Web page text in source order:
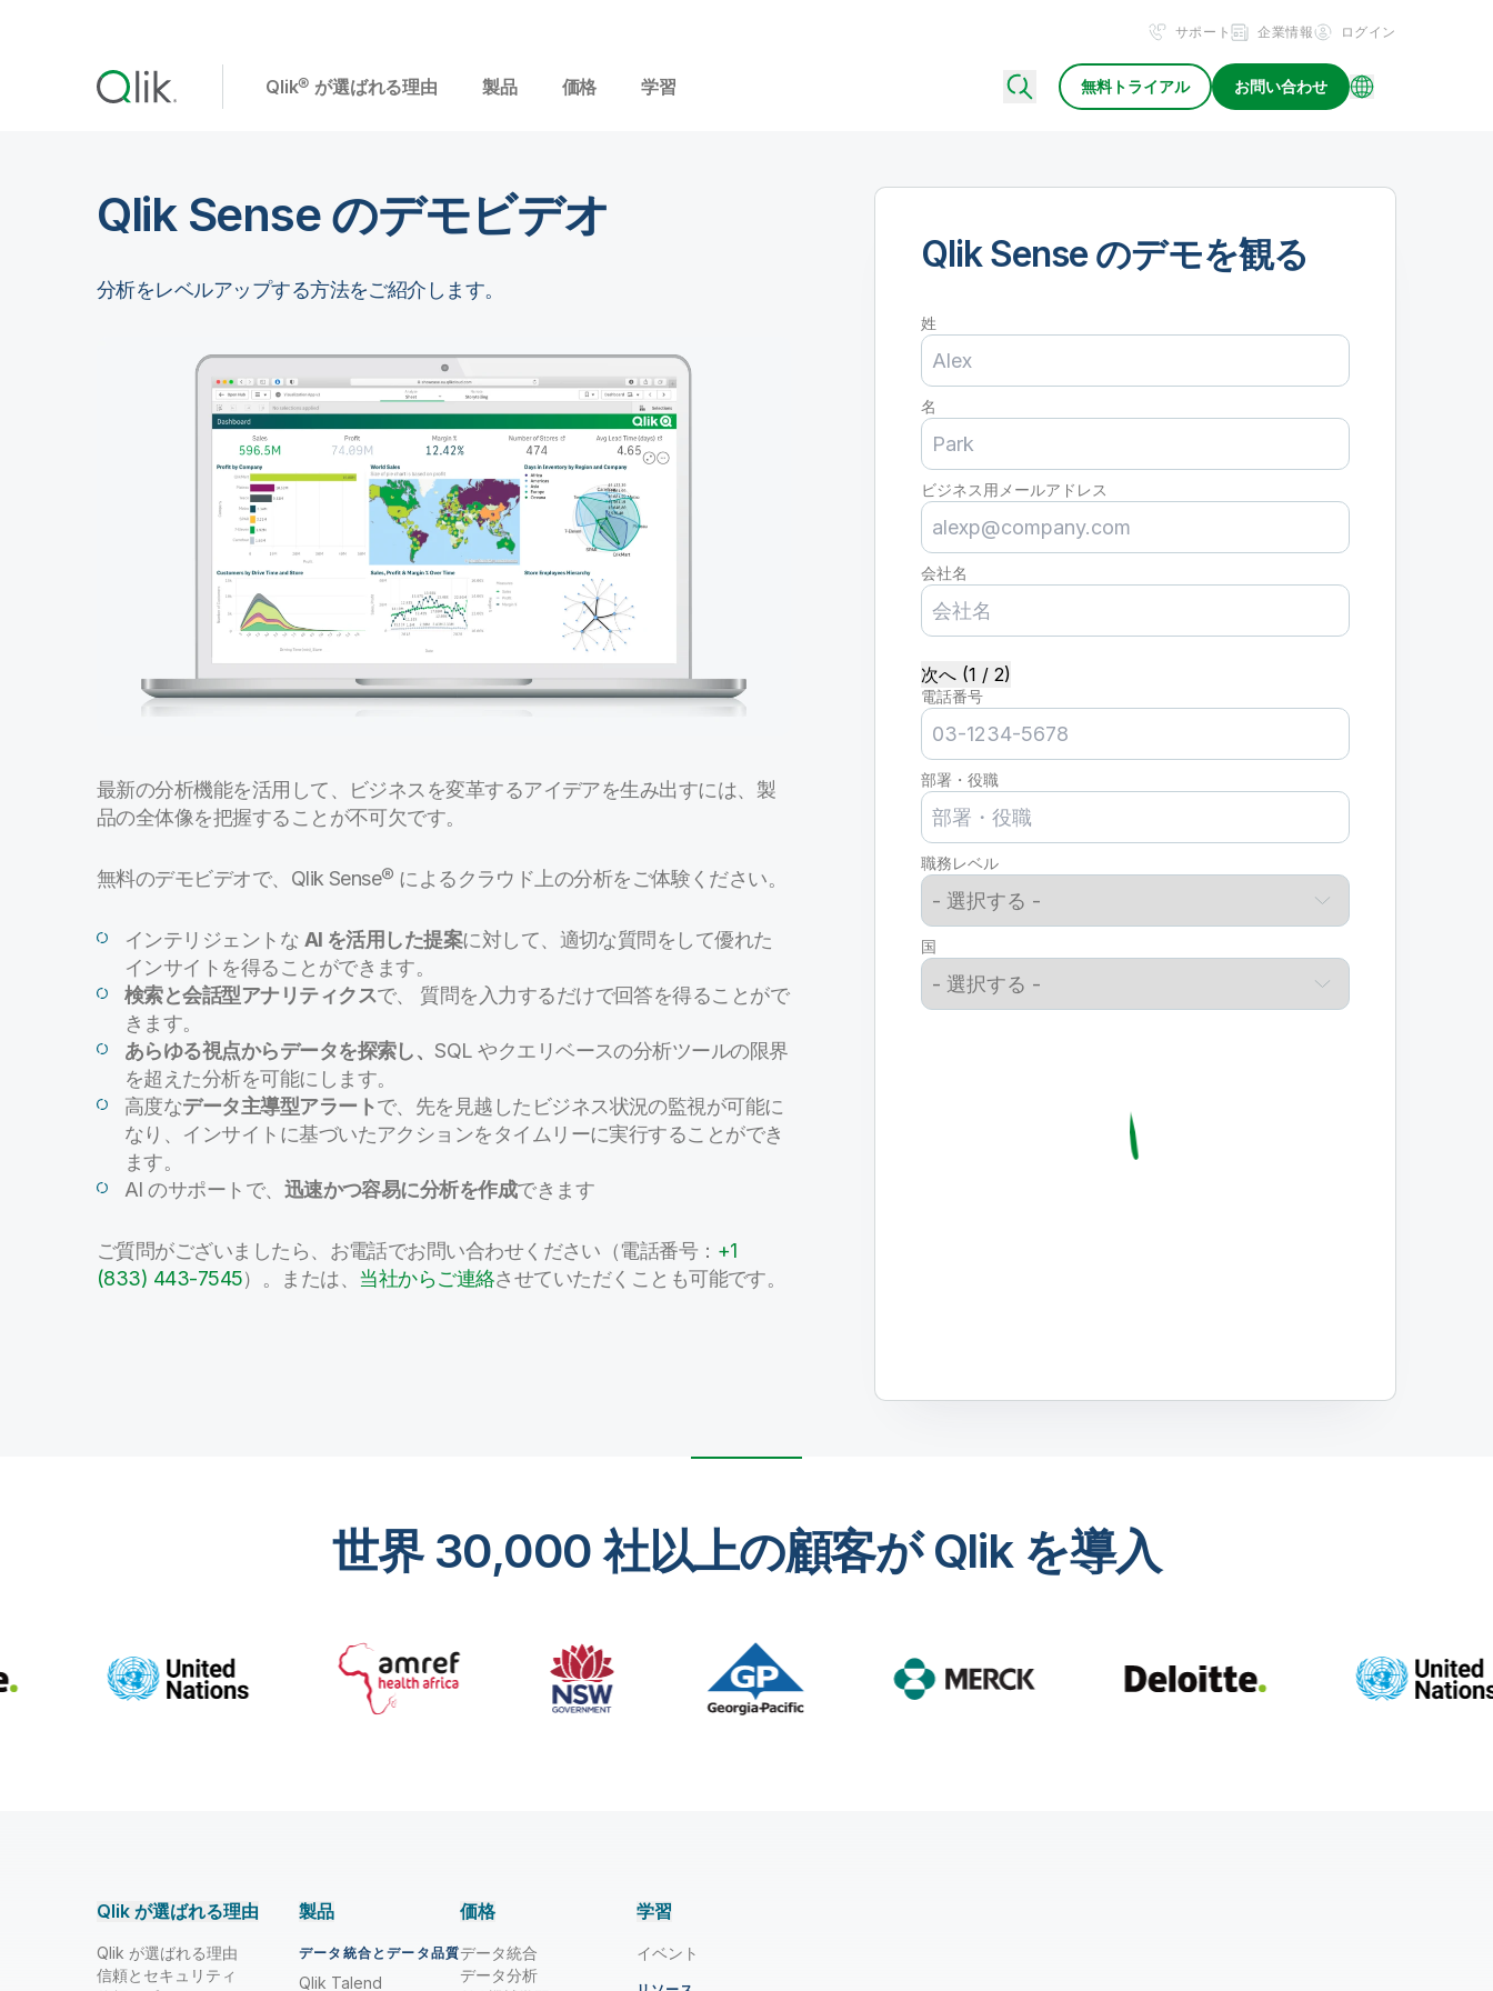
サポート 企業情報 ログイン
Qlik® が選ばれる理由 製品 価格 学習 無料トライアル お問い合わせ
Qlik Sense のデモビデオ
分析をレベルアップする方法をご紹介します。
最新の分析機能を活用して、ビジネスを変革するアイデアを生み出すには、製
品の全体像を把握することが不可欠です。
無料のデモビデオで、Qlik Sense® によるクラウド上の分析をご体験ください。
インテリジェントな AI を活用した提案に対して、適切な質問をして優れた
インサイトを得ることができます。
検索と会話型アナリティクスで、 質問を入力するだけで回答を得ることがで
きます。
あらゆる視点からデータを探索し、 SQL やクエリベースの分析ツールの限界
を超えた分析を可能にします。
高度なデータ主導型アラートで、先を見越したビジネス状況の監視が可能に
なり、インサイトに基づいたアクションをタイムリーに実行することができ
ます。
AI のサポートで、 迅速かつ容易に分析を作成できます
ご質問がございましたら、お電話でお問い合わせください（電話番号： +1
(833) 443-7545）。または、 当社からご連絡させていただくことも可能です。
Qlik Sense のデモを観る
姓
名
ビジネス用メールアドレス
会社名
次へ (1 / 2)
電話番号
部署・役職
職務レベル
国
世界 30,000 社以上の顧客が Qlik を導入
Qlik が選ばれる理由
Qlik が選ばれる理由
信頼とセキュリティ
製品
データ統合とデータ品質
Qlik Talend
価格
データ統合
データ分析
学習
イベント